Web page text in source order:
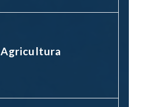
Agricultura